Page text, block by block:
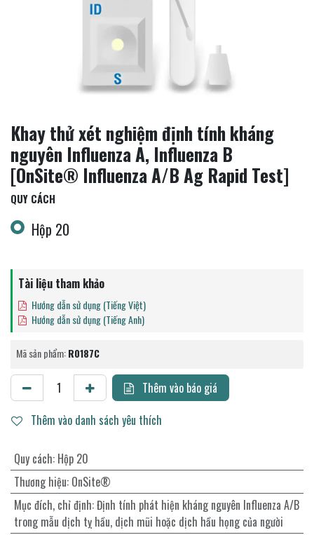
Khay thử xét nghiệm định tính kháng
nguyên Influenza A, Influenza B
[OnSite® Influenza A/B Ag Rapid Test]
QUY CÁCH
Hộp 20
Tài liệu tham khảo
Hướng dẫn sử dụng (Tiếng Việt)
Hướng dẫn sử dụng (Tiếng Anh)
Mã sản phẩm:R0187C
Thêm vào báo giá
Thêm vào danh sách yêu thích
Quy cách: Hộp 20
Thương hiệu: OnSite®
Mục đích, chỉ định:Định tính phát hiện kháng nguyên Influenza A/B
trong mẫu dịch tỵ hầu, dịch mũi hoặc dịch hầu họng của người